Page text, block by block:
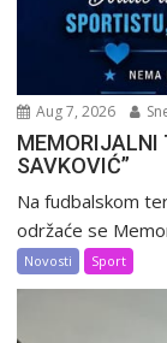
Aug 7, 2026
MEMORIJALNI
SAVKOVIĆ”
Na fudbalskom
održaće se
Novosti Sport